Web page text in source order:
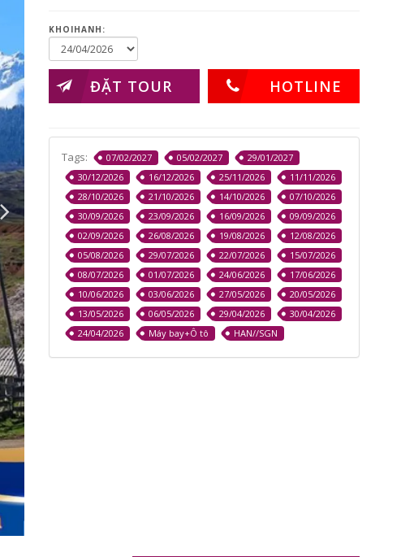
KHOIHANH:
ĐẶT TOUR HOTLINE
Tags: 07/02/2027 05/02/2027
29/01/2027
30/12/2026
16/12/2026 25/11/2026
11/11/2026
28/10/2026
21/10/2026 14/10/2026
07/10/2026
30/09/2026
23/09/2026 16/09/2026
09/09/2026
02/09/2026
26/08/2026 19/08/2026
12/08/2026
05/08/2026
29/07/2026 22/07/2026
15/07/2026
08/07/2026
01/07/2026 24/06/2026
17/06/2026
10/06/2026
03/06/2026 27/05/2026
20/05/2026
13/05/2026
06/05/2026 29/04/2026
30/04/2026
24/04/2026
Máy bay+Ô tô HAN//SGN